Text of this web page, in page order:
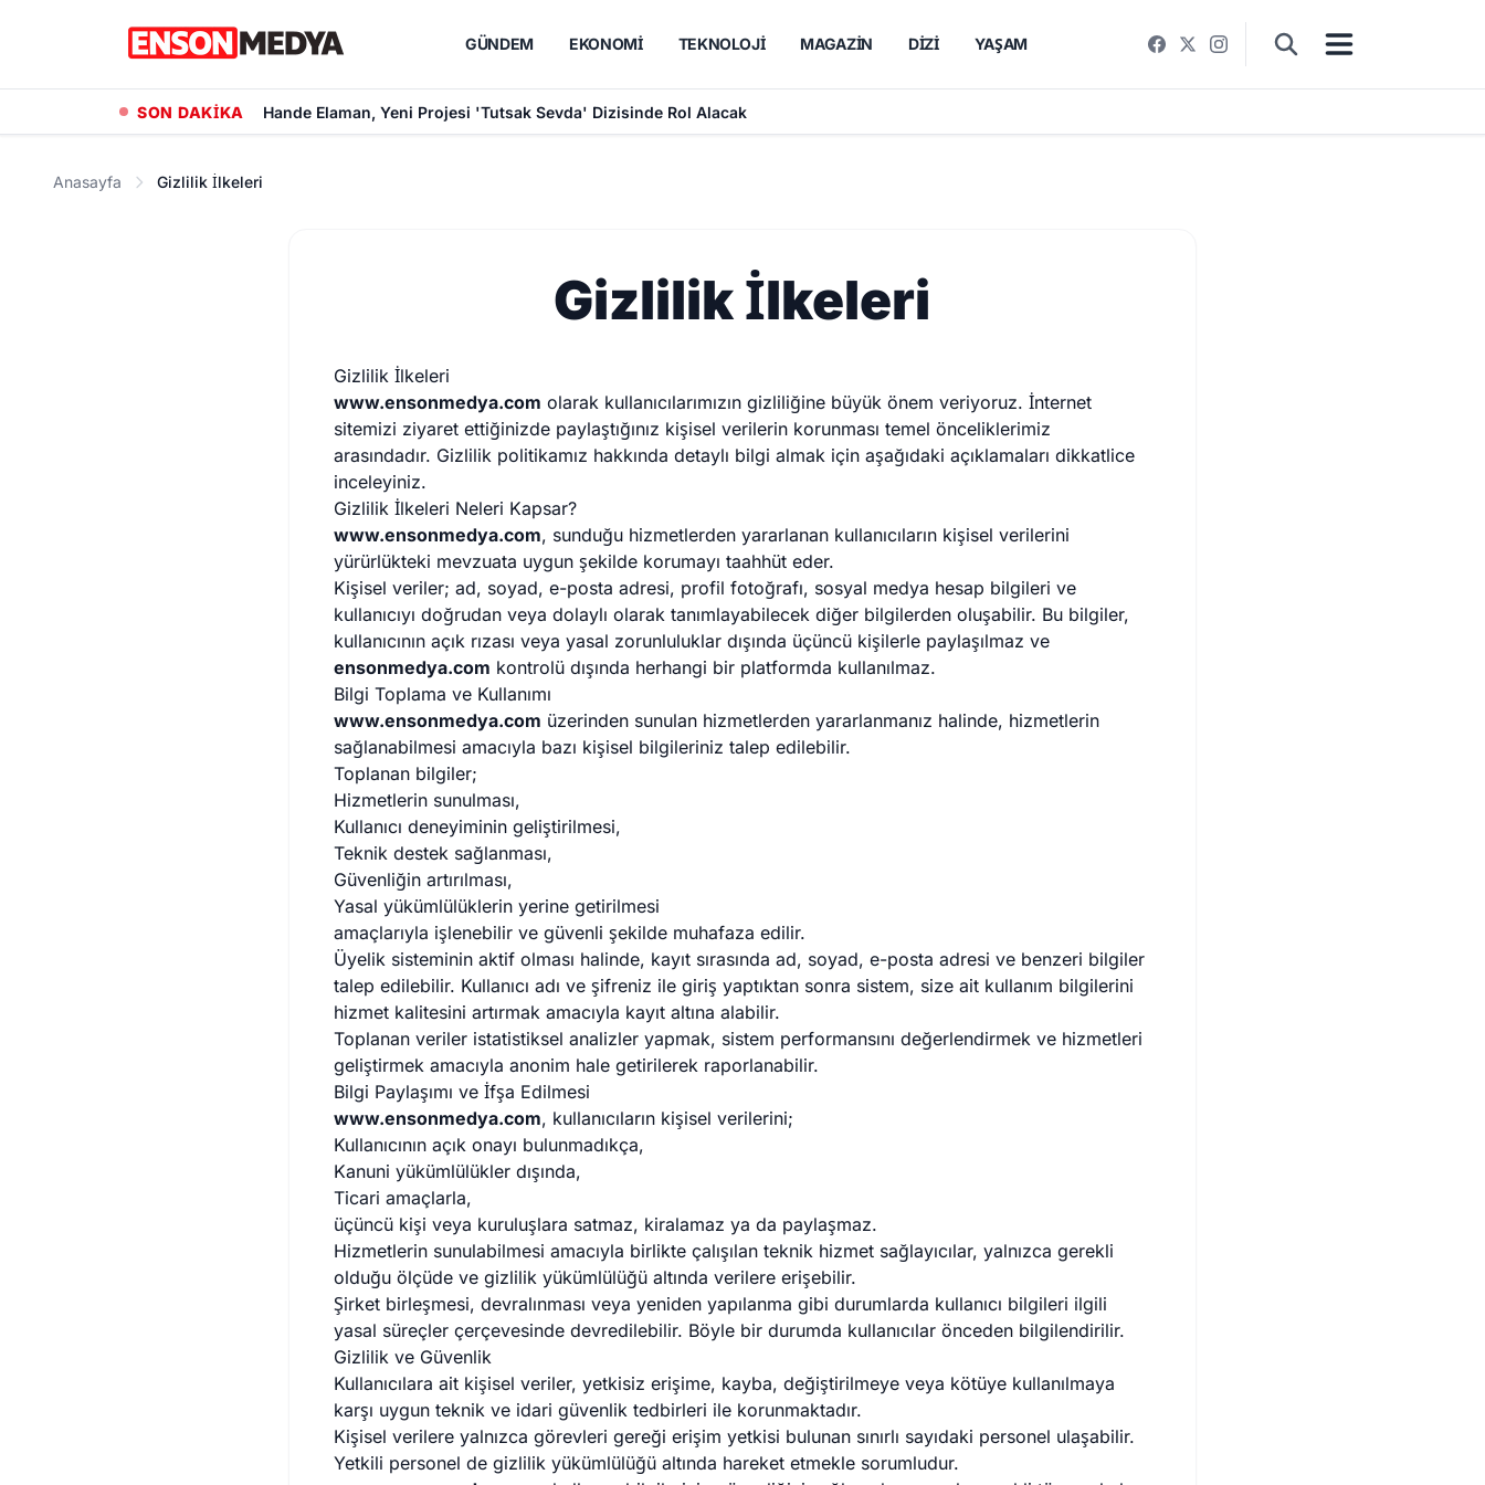
GÜNDEM EKONOMI TEKNOLOJI MAGAZIN DIZI YAŞAM
SON DAKİKA Hande Elaman, Yeni Projesi 'Tutsak Sevda' Dizisinde Rol Alacak
Anasayfa Gizlilik İlkeleri
Gizlilik İlkeleri
Gizlilik İlkeleri
www.ensonmedya.com olarak kullanıcılarımızın gizliliğine büyük önem veriyoruz. İnternet
sitemizi ziyaret ettiğinizde paylaştığınız kişisel verilerin korunması temel önceliklerimiz
arasındadır. Gizlilik politikamız hakkında detaylı bilgi almak için aşağıdaki açıklamaları dikkatlice
inceleyiniz.
Gizlilik İlkeleri Neleri Kapsar?
www.ensonmedya.com, sunduğu hizmetlerden yararlanan kullanıcıların kişisel verilerini
yürürlükteki mevzuata uygun şekilde korumayı taahhüt eder.
Kişisel veriler; ad, soyad, e-posta adresi, profil fotoğrafı, sosyal medya hesap bilgileri ve
kullanıcıyı doğrudan veya dolaylı olarak tanımlayabilecek diğer bilgilerden oluşabilir. Bu bilgiler,
kullanıcının açık rızası veya yasal zorunluluklar dışında üçüncü kişilerle paylaşılmaz ve
ensonmedya.com kontrolü dışında herhangi bir platformda kullanılmaz.
Bilgi Toplama ve Kullanımı
www.ensonmedya.com üzerinden sunulan hizmetlerden yararlanmanız halinde, hizmetlerin
sağlanabilmesi amacıyla bazı kişisel bilgileriniz talep edilebilir.
Toplanan bilgiler;
Hizmetlerin sunulması,
Kullanıcı deneyiminin geliştirilmesi,
Teknik destek sağlanması,
Güvenliğin artırılması,
Yasal yükümlülüklerin yerine getirilmesi
amaçlarıyla işlenebilir ve güvenli şekilde muhafaza edilir.
Üyelik sisteminin aktif olması halinde, kayıt sırasında ad, soyad, e-posta adresi ve benzeri bilgiler
talep edilebilir. Kullanıcı adı ve şifreniz ile giriş yaptıktan sonra sistem, size ait kullanım bilgilerini
hizmet kalitesini artırmak amacıyla kayıt altına alabilir.
Toplanan veriler istatistiksel analizler yapmak, sistem performansını değerlendirmek ve hizmetleri
geliştirmek amacıyla anonim hale getirilerek raporlanabilir.
Bilgi Paylaşımı ve İfşa Edilmesi
www.ensonmedya.com, kullanıcıların kişisel verilerini;
Kullanıcının açık onayı bulunmadıkça,
Kanuni yükümlülükler dışında,
Ticari amaçlarla,
üçüncü kişi veya kuruluşlara satmaz, kiralamaz ya da paylaşmaz.
Hizmetlerin sunulabilmesi amacıyla birlikte çalışılan teknik hizmet sağlayıcılar, yalnızca gerekli
olduğu ölçüde ve gizlilik yükümlülüğü altında verilere erişebilir.
Şirket birleşmesi, devralınması veya yeniden yapılanma gibi durumlarda kullanıcı bilgileri ilgili
yasal süreçler çerçevesinde devredilebilir. Böyle bir durumda kullanıcılar önceden bilgilendirilir.
Gizlilik ve Güvenlik
Kullanıcılara ait kişisel veriler, yetkisiz erişime, kayba, değiştirilmeye veya kötüye kullanılmaya
karşı uygun teknik ve idari güvenlik tedbirleri ile korunmaktadır.
Kişisel verilere yalnızca görevleri gereği erişim yetkisi bulunan sınırlı sayıdaki personel ulaşabilir.
Yetkili personel de gizlilik yükümlülüğü altında hareket etmekle sorumludur.